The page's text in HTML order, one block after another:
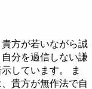
方が若いながら誠
分を過信しない謙
しています。 ま
貴方が無作法で自